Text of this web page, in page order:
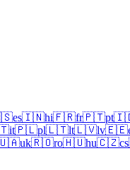
es🇮🇳hi🇫🇷fr🇵🇹pt
it🇵🇱pl🇱🇹lt🇱🇻lv🇪🇪
uk🇷🇴ro🇭🇺hu🇨🇿cs